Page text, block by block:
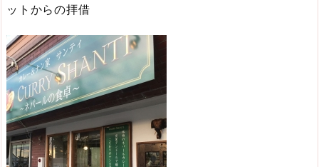
ットからの拝借